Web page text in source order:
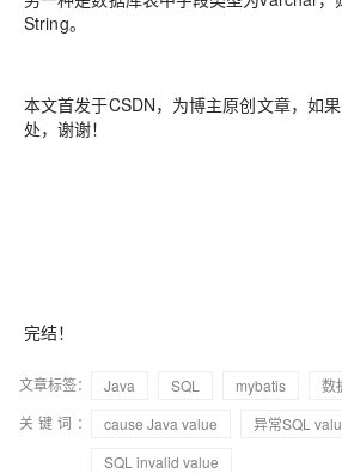
String。
本文首发于CSDN，为博主原创文章，如
处，谢谢！
完结！
文章标签： Java SQL mybatis 数
关键词：
cause Java value
异常SQL
SQL invalid value